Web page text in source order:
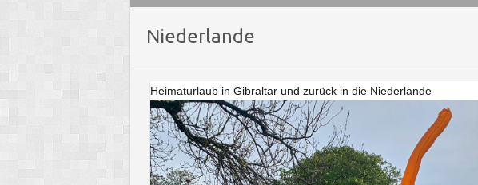
Niederlande
Heimaturlaub in Gibraltar und zurück in die Niederlande